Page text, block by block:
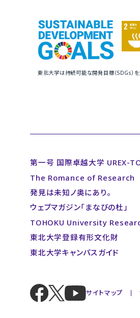
東北大学は持続可能な開発目標（SDGs）
第一号 国際卓越大学 UREX-
The Romance of Research
発見は未知ノ奥にあり。
ウェブマガジン「まなびの杜」
TOHOKU University
東北大学登録有形文化財
東北大学キャンパスガイド
サイトマップ